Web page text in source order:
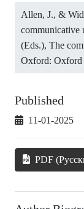
Allen, J., &
communicative
(Eds.), The
Oxford: Oxford
Published
11-01-2025
PDF